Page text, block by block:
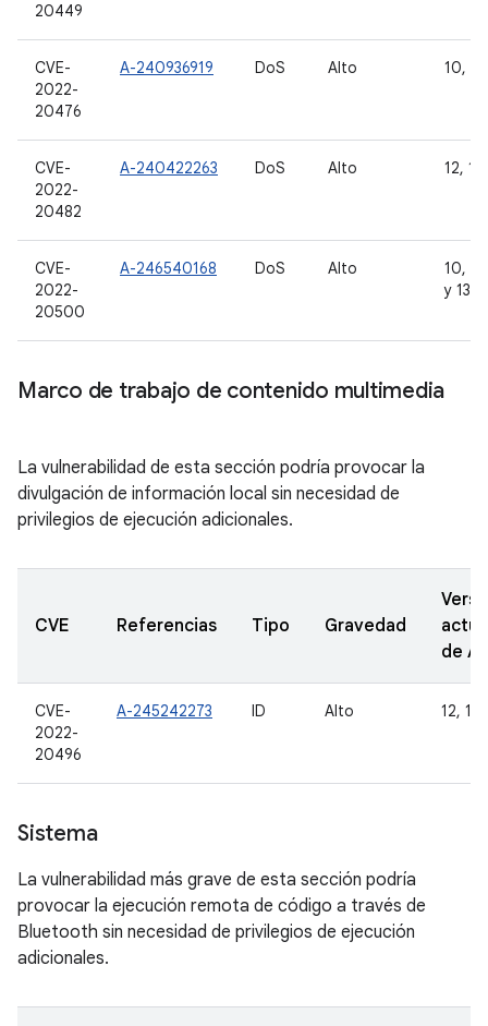
20449
CVE-
2022-
20476
A-240936919 DoS Alto 10,
CVE-
2022-
20482
A-240422263 DoS Alto 12,
CVE-
2022-
20500
A-246540168 DoS Alto
10,
y 13
Marco de trabajo de contenido multimedia
La vulnerabilidad de esta sección podría provocar la
divulgación de información local sin necesidad de
privilegios de ejecución adicionales.
CVE Referencias Tipo Gravedad
de
CVE-
2022-
20496
A-245242273 ID Alto 12,
Sistema
La vulnerabilidad más grave de esta sección podría
provocar la ejecución remota de código a través de
Bluetooth sin necesidad de privilegios de ejecución
adicionales.